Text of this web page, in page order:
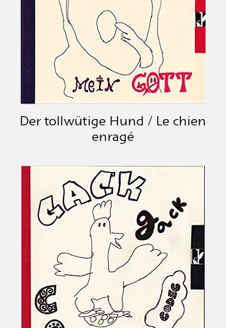
Der tollwütige Hund / Le chien
enragé